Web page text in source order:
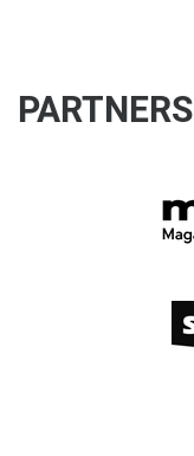
PARTNERS